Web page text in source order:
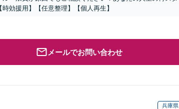
効援用】【任意整理】【個人再生】
メールでお問い合わせ
兵庫県